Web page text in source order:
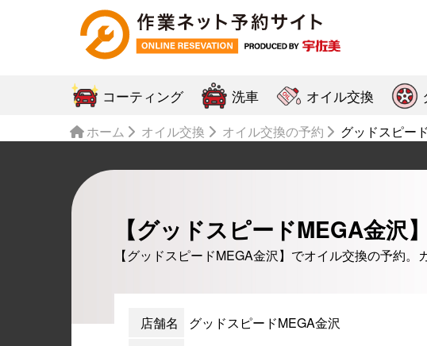
コーティング 洗車 オイル交換
ホーム オイル交換 オイル交換の予約 グッドスピー
【グッドスピードMEGA金沢
【グッドスピードMEGA金沢】でオイル交換の予約
店舗名
グッドスピードMEGA金沢